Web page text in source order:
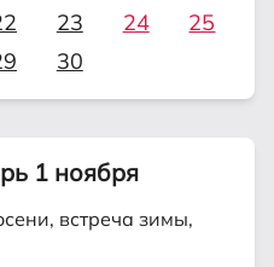
23 24
25
30
1 ноября
встреча зимы,